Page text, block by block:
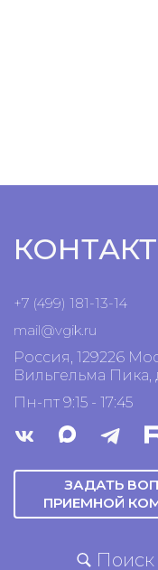
+7 (499) 181-13-14
mail@vgik.ru
Россия, 129226
Вильгельма Пика,
Пн-пт 9:15 - 17:45
ЗАДАТЬ
ПРИЕМНОЙ
Поиск